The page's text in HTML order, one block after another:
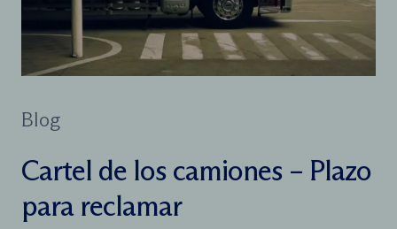
Blog
Cartel de los camiones – Plazo
para reclamar